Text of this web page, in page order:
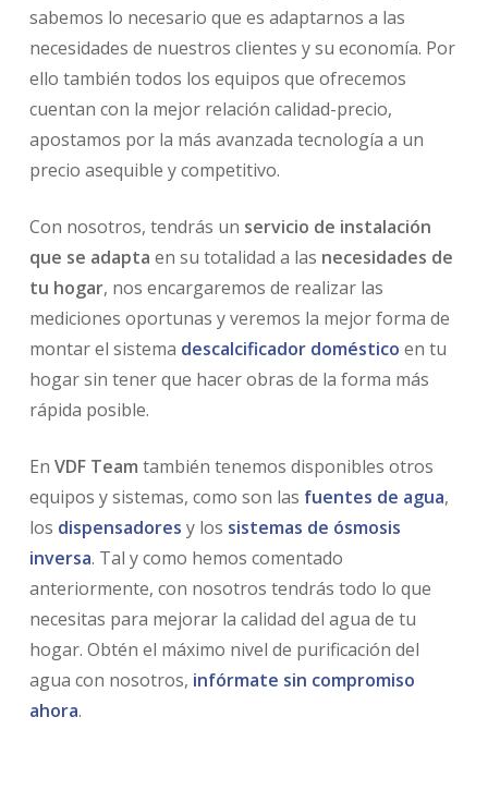
sabemos lo necesario que es adaptarnos a las
necesidades de nuestros clientes y su economía. Por
ello también todos los equipos que ofrecemos
cuentan con la mejor relación calidad-precio,
apostamos por la más avanzada tecnología a un
precio asequible y competitivo.
Con nosotros, tendrás un servicio de instalación
que se adapta en su totalidad a las necesidades de
tu hogar, nos encargaremos de realizar las
mediciones oportunas y veremos la mejor forma de
montar el sistema descalcificador doméstico en tu
hogar sin tener que hacer obras de la forma más
rápida posible.
En VDF Team también tenemos disponibles otros
equipos y sistemas, como son las fuentes de agua,
los dispensadores y los sistemas de ósmosis
inversa. Tal y como hemos comentado
anteriormente, con nosotros tendrás todo lo que
necesitas para mejorar la calidad del agua de tu
hogar. Obtén el máximo nivel de purificación del
agua con nosotros, infórmate sin compromiso
ahora.